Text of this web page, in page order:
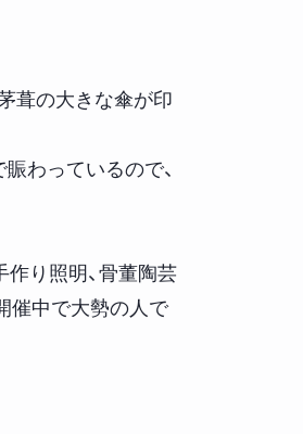
葺の大きな傘が印
わっているので、
作り照明、骨董陶芸
催中で大勢の人で